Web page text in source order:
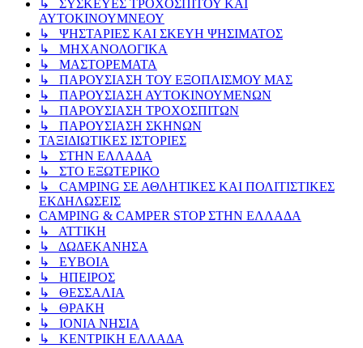
↳ ΣΥΣΚΕΥΕΣ ΤΡΟΧΟΣΠΙΤΟΥ ΚΑΙ
ΑΥΤΟΚΙΝΟΥΜΝΕΟΥ
↳ ΨΗΣΤΑΡΙΕΣ ΚΑΙ ΣΚΕΥΗ ΨΗΣΙΜΑΤΟΣ
↳ ΜΗΧΑΝΟΛΟΓΙΚΑ
↳ ΜΑΣΤΟΡΕΜΑΤΑ
↳ ΠΑΡΟΥΣΙΑΣΗ ΤΟΥ ΕΞΟΠΛΙΣΜΟΥ ΜΑΣ
↳ ΠΑΡΟΥΣΙΑΣΗ ΑΥΤΟΚΙΝΟΥΜΕΝΩΝ
↳ ΠΑΡΟΥΣΙΑΣΗ ΤΡΟΧΟΣΠΙΤΩΝ
↳ ΠΑΡΟΥΣΙΑΣΗ ΣΚΗΝΩΝ
ΤΑΞΙΔΙΩΤΙΚΕΣ ΙΣΤΟΡΙΕΣ
↳ ΣΤΗΝ ΕΛΛΑΔΑ
↳ ΣΤΟ ΕΞΩΤΕΡΙΚΟ
↳ CAMPING ΣΕ ΑΘΛΗΤΙΚΕΣ ΚΑΙ ΠΟΛΙΤΙΣΤΙΚΕΣ
ΕΚΔΗΛΩΣΕΙΣ
CAMPING & CAMPER STOP ΣΤΗN ΕΛΛΑΔΑ
↳ ΑΤΤΙΚΗ
↳ ΔΩΔΕΚΑΝΗΣΑ
↳ ΕΥΒΟΙΑ
↳ ΗΠΕΙΡΟΣ
↳ ΘΕΣΣΑΛΙΑ
↳ ΘΡΑΚΗ
↳ ΙΟΝΙΑ ΝΗΣΙΑ
↳ ΚΕΝΤΡΙΚΗ ΕΛΛΑΔΑ